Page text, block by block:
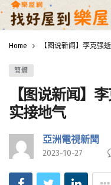
Home 【图说新闻】李克强
簡體
【图说新闻】
实接地气
亞洲電視新聞
2023-10-27